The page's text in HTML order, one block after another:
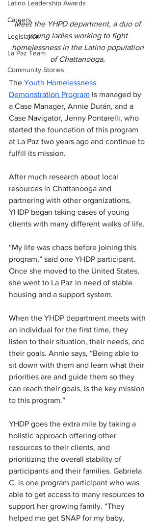
Latino Leadership Awards
Careers
Legislation
La Paz Team
Community Stories
Meet the YHPD department, a duo of
young ladies working to fight
homelessness in the Latino population
of Chattanooga.
The Youth Homelessness
Demonstration Program is managed by
a Case Manager, Annie Durán, and a
Case Navigator, Jenny Pontarelli, who
started the foundation of this program
at La Paz two years ago and continue to
fulfill its mission.
After much research about local
resources in Chattanooga and
partnering with other organizations,
YHDP began taking cases of young
clients with many different walks of life.
“My life was chaos before joining this
program,” said one YHDP participant.
Once she moved to the United States,
she went to La Paz in need of stable
housing and a support system.
When the YHDP department meets with
an individual for the first time, they
listen to their situation, their needs, and
their goals. Annie says, “Being able to
sit down with them and learn what their
priorities are and guide them so they
can reach their goals, is the key mission
to this program.”
YHDP goes the extra mile by taking a
holistic approach offering other
resources to their clients, and
prioritizing the overall stability of
participants and their families. Gabriela
C. is one program participant who was
able to get access to many resources to
support her growing family. “They
helped me get SNAP for my baby,